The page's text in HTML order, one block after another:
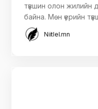
түвшин олон
байна. Мөн үерийн
Niitlel.mn